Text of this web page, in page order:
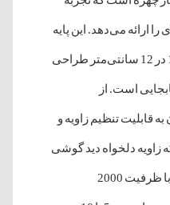
ارائه می‌دهد. این پایه
با وزن 363 گرم و ابعاد 23 در 15 در 12 سانتی‌متر طراحی
است. از
قابلیت تنظیم زاویه و
که زاویه دلخواه دید گوشی
را فراهم می‌کند. باتری داخلی با ظرفیت 2000